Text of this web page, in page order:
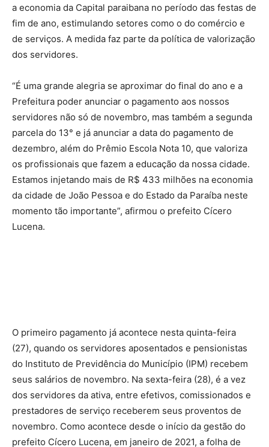
a economia da Capital paraibana no período das festas de
fim de ano, estimulando setores como o do comércio e
de serviços. A medida faz parte da política de valorização
dos servidores.
“É uma grande alegria se aproximar do final do ano e a
Prefeitura poder anunciar o pagamento aos nossos
servidores não só de novembro, mas também a segunda
parcela do 13° e já anunciar a data do pagamento de
dezembro, além do Prêmio Escola Nota 10, que valoriza
os profissionais que fazem a educação da nossa cidade.
Estamos injetando mais de R$ 433 milhões na economia
da cidade de João Pessoa e do Estado da Paraíba neste
momento tão importante”, afirmou o prefeito Cícero
Lucena.
O primeiro pagamento já acontece nesta quinta-feira
(27), quando os servidores aposentados e pensionistas
do Instituto de Previdência do Município (IPM) recebem
seus salários de novembro. Na sexta-feira (28), é a vez
dos servidores da ativa, entre efetivos, comissionados e
prestadores de serviço receberem seus proventos de
novembro. Como acontece desde o início da gestão do
prefeito Cícero Lucena, em janeiro de 2021, a folha de